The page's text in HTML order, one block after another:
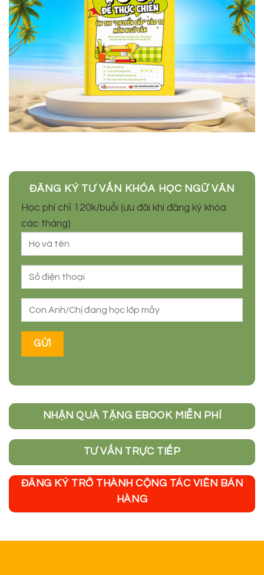
ĐĂNG KÝ TƯ VẤN KHÓA HỌC NGỮ VĂN
Học phí chỉ 120k/buổi (ưu đãi khi đăng ký khóa
các tháng)
NHẬN QUÀ TẶNG EBOOK MIỄN PHÍ
TƯ VẤN TRỰC TIẾP
ĐĂNG KÝ TRỞ THÀNH CỘNG TÁC VIÊN BÁN
HÀNG